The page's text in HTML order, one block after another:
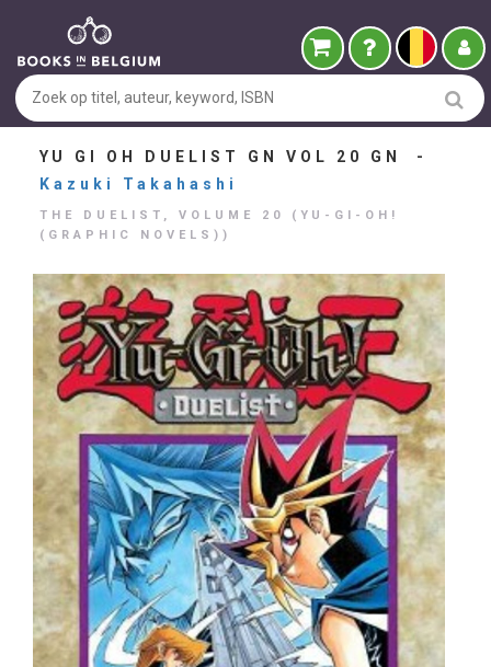
YU GI OH DUELIST GN VOL 20 GN -
Kazuki Takahashi
THE DUELIST, VOLUME 20 (YU-GI-OH!
(GRAPHIC NOVELS))